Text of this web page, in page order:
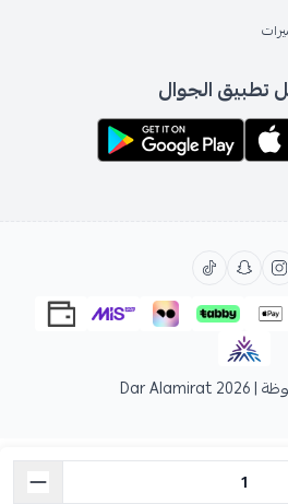
تطبيق الجوال
2026
Dar Alamirat